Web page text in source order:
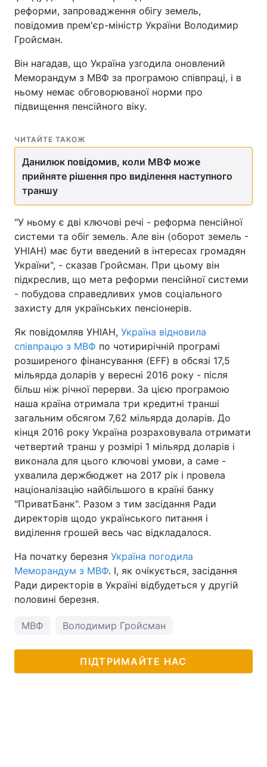
реформи, запровадження обігу земель,
повідомив прем'єр-міністр України Володимир
Гройсман.
Він нагадав, що Україна узгодила оновлений
Меморандум з МВФ за програмою співпраці, і в
ньому немає обговорюваної норми про
підвищення пенсійного віку.
ЧИТАЙТЕ ТАКОЖ
Данилюк повідомив, коли МВФ може
прийняте рішення про виділення наступного
траншу
"У ньому є дві ключові речі - реформа пенсійної
системи та обіг земель. Але він (оборот земель -
УНІАН) має бути введений в інтересах громадян
України", - сказав Гройсман. При цьому він
підкреслив, що мета реформи пенсійної системи
- побудова справедливих умов соціального
захисту для українських пенсіонерів.
Як повідомляв УНІАН, Україна відновила
співпрацю з МВФ по чотирирічній програмі
розширеного фінансування (EFF) в обсязі 17,5
мільярда доларів у вересні 2016 року - після
більш ніж річної перерви. За цією програмою
наша країна отримала три кредитні транші
загальним обсягом 7,62 мільярда доларів. До
кінця 2016 року Україна розраховувала отримати
четвертий транш у розмірі 1 мільярд доларів і
виконала для цього ключові умови, а саме -
ухвалила держбюджет на 2017 рік і провела
націоналізацію найбільшого в країні банку
"ПриватБанк". Разом з тим засідання Ради
директорів щодо українського питання і
виділення грошей весь час відкладалося.
На початку березня Україна погодила
Меморандум з МВФ. І, як очікується, засідання
Ради директорів в Україні відбудеться у другій
половині березня.
МВФ Володимир Гройсман
ПІДТРИМАЙТЕ НАС